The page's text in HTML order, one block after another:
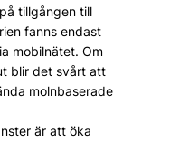
tillgången till
fanns endast
mobilnätet. Om
blir det svårt att
molnbaserade
är att öka